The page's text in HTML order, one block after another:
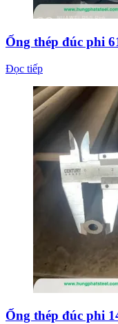
Ống thép đúc phi
Đọc tiếp
Ống thép đúc phi